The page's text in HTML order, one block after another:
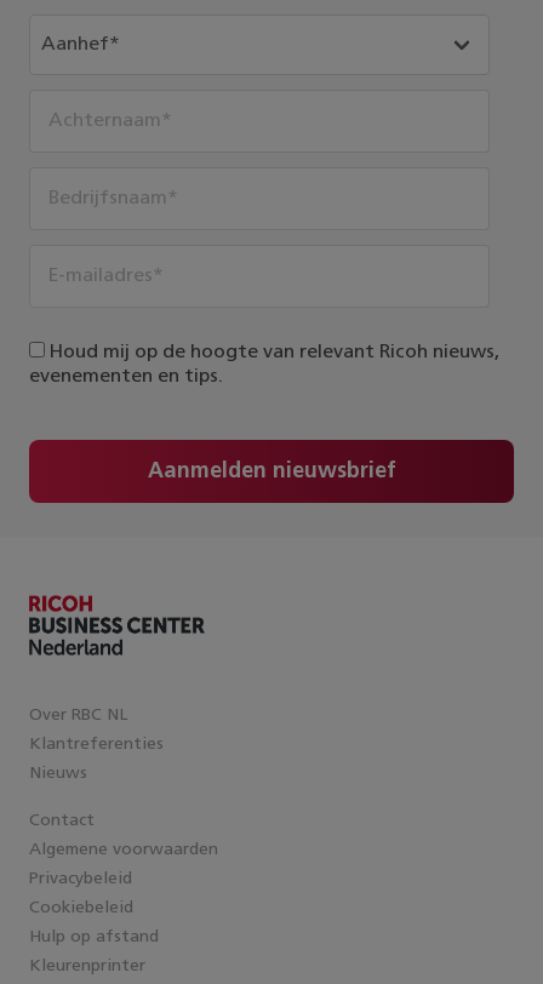
Houd mij op de hoogte van relevant Ricoh nieuws,
evenementen en tips.
Aanmelden nieuwsbrief
Over RBC NL
Klantreferenties
Nieuws
Contact
Algemene voorwaarden
Privacybeleid
Cookiebeleid
Hulp op afstand
Kleurenprinter